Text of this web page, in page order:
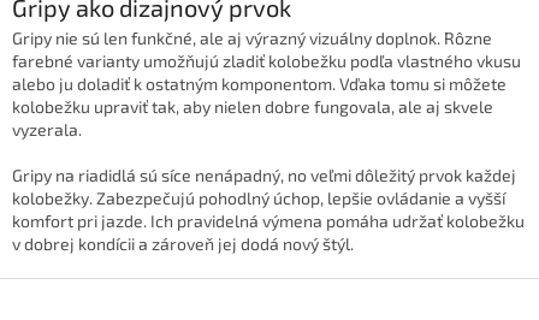
Gripy ako dizajnový prvok
Gripy nie sú len funkčné, ale aj výrazný vizuálny doplnok. Rôzne
farebné varianty umožňujú zladiť kolobežku podľa vlastného vkusu
alebo ju doladiť k ostatným komponentom. Vďaka tomu si môžete
kolobežku upraviť tak, aby nielen dobre fungovala, ale aj skvele
vyzerala.
Gripy na riadidlá sú síce nenápadný, no veľmi dôležitý prvok každej
kolobežky. Zabezpečujú pohodlný úchop, lepšie ovládanie a vyšší
komfort pri jazde. Ich pravidelná výmena pomáha udržať kolobežku
v dobrej kondícii a zároveň jej dodá nový štýl.